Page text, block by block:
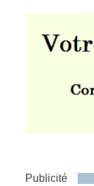
Publicité